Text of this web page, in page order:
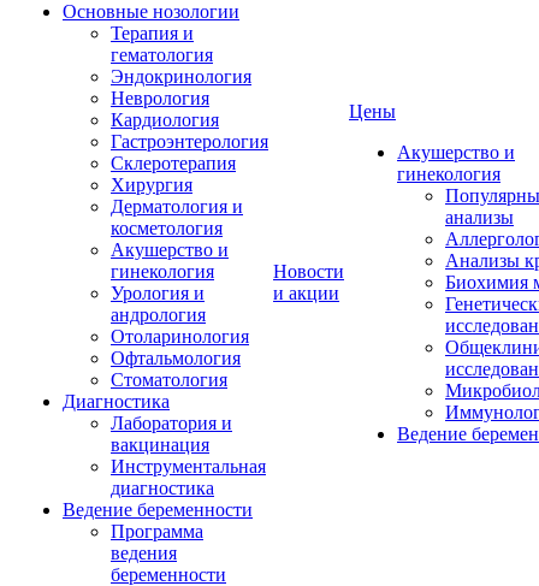
Основные нозологии
Терапия и
гематология
Эндокринология
Неврология
Кардиология
Гастроэнтерология
Склеротерапия
Хирургия
Дерматология и
косметология
Акушерство и
гинекология
Урология и
андрология
Отоларинология
Офтальмология
Стоматология
Диагностика
Лаборатория и
вакцинация
Инструментальная
диагностика
Ведение беременности
Программа
ведения
беременности
Новости
и акции
Цены
Акушерство и
гинекология
анализы
Анализы
Биохимия
Ведение